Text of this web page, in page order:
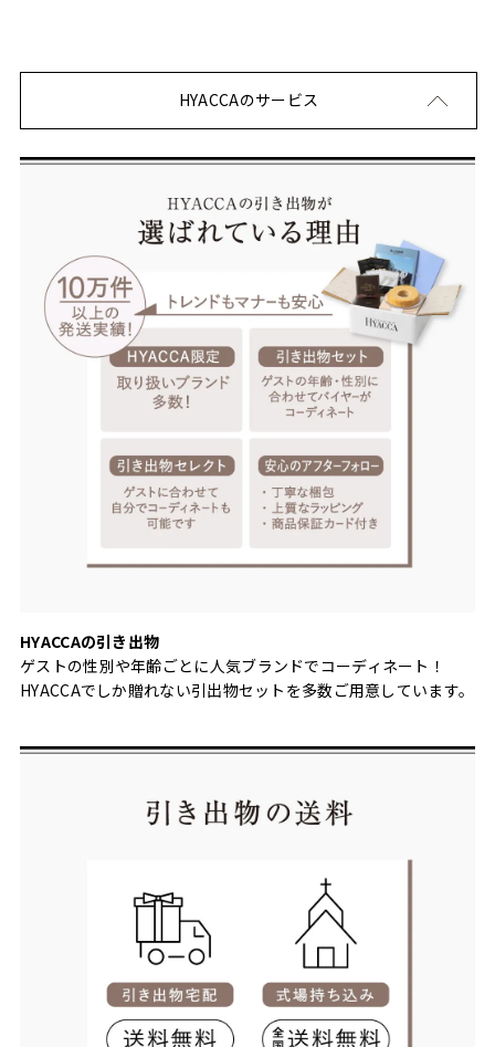
HYACCAのサービス
HYACCAの引き出物
ゲストの性別や年齢ごとに人気ブランドでコーディネート！
HYACCAでしか贈れない引出物セットを多数ご用意しています。